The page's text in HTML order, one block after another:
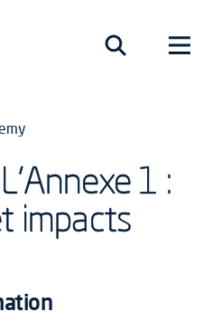
1 :
impacts